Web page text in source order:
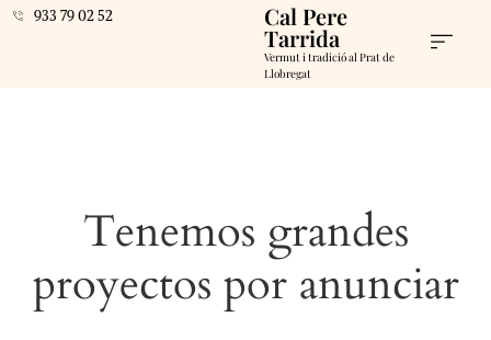
933 79 02 52 Cal Pere
Tarrida
Vermut i tradició al Prat de
Llobregat
Tenemos grandes
proyectos por anunciar